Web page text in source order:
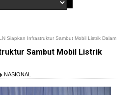
Siapkan Infrastruktur Sambut Mobil Listrik Dalam
Sambut Mobil Listrik
NASIONAL